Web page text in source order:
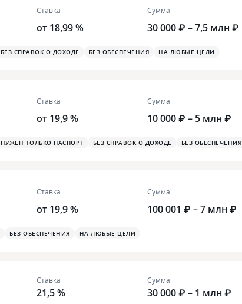
Ставка
от 18,99 %
Сумма
30 000 ₽ – 7,5 млн ₽
БЕЗ СПРАВОК О ДОХОДЕ БЕЗ ОБЕСПЕЧЕНИЯ НА ЛЮБЫЕ ЦЕЛИ
Ставка
от 19,9 %
Сумма
10 000 ₽ – 5 млн ₽
НУЖЕН ТОЛЬКО ПАСПОРТ БЕЗ СПРАВОК О ДОХОДЕ БЕЗ ОБЕСПЕЧЕНИЯ
Ставка
от 19,9 %
Сумма
100 001 ₽ – 7 млн ₽
БЕЗ ОБЕСПЕЧЕНИЯ НА ЛЮБЫЕ ЦЕЛИ
Ставка
21,5 %
Сумма
30 000 ₽ – 1 млн ₽